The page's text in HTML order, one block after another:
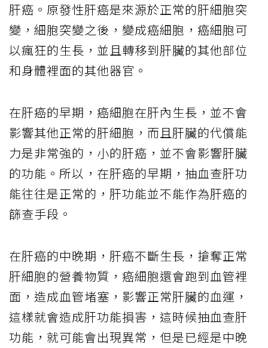
肝癌。原發性肝癌是來源於正常的肝細胞突
變，細胞突變之後，變成癌細胞，癌細胞可
以瘋狂的生長，並且轉移到肝臟的其他部位
和身體裡面的其他器官。
在肝癌的早期，癌細胞在肝內生長，並不會
影響其他正常的肝細胞，而且肝臟的代償能
力是非常強的，小的肝癌，並不會影響肝臟
的功能。所以，在肝癌的早期，抽血查肝功
能往往是正常的，肝功能並不能作為肝癌的
篩查手段。
在肝癌的中晚期，肝癌不斷生長，搶奪正常
肝細胞的營養物質，癌細胞還會跑到血管裡
面，造成血管堵塞，影響正常肝臟的血運，
這樣就會造成肝功能損害，這時候抽血查肝
功能，就可能會出現異常，但是已經是中晚